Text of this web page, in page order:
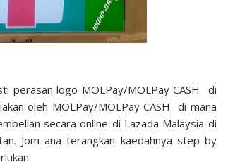
perasan logo MOLPay/MOLPay CASH
di
oleh MOLPay/MOLPay CASH
di mana
secara online di Lazada Malaysia di
Jom ana terangkan kaedahnya step by